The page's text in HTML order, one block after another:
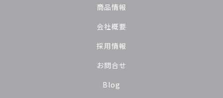
商品情報
会社概要
採用情報
お問合せ
Blog